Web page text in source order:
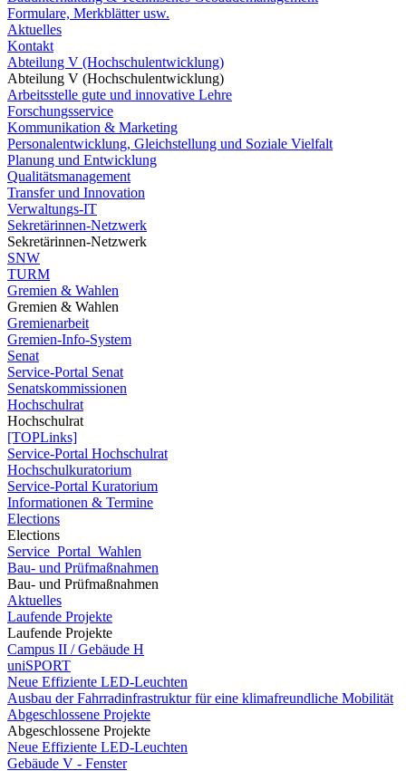
Formulare, Merkblätter usw.
Aktuelles
Kontakt
Abteilung V (Hochschulentwicklung)
Abteilung V (Hochschulentwicklung)
Arbeitsstelle gute und innovative Lehre
Forschungsservice
Kommunikation & Marketing
Personalentwicklung, Gleichstellung und Soziale Vielfalt
Planung und Entwicklung
Qualitätsmanagement
Transfer und Innovation
Verwaltungs-IT
Sekretärinnen-Netzwerk
Sekretärinnen-Netzwerk
SNW
TURM
Gremien & Wahlen
Gremien & Wahlen
Gremienarbeit
Gremien-Info-System
Senat
Service-Portal Senat
Senatskommissionen
Hochschulrat
Hochschulrat
[TOPLinks]
Service-Portal Hochschulrat
Hochschulkuratorium
Service-Portal Kuratorium
Informationen & Termine
Elections
Elections
Service_Portal_Wahlen
Bau- und Prüfmaßnahmen
Bau- und Prüfmaßnahmen
Aktuelles
Laufende Projekte
Laufende Projekte
Campus II / Gebäude H
uniSPORT
Neue Effiziente LED-Leuchten
Ausbau der Fahrradinfrastruktur für eine klimafreundliche Mobilität
Abgeschlossene Projekte
Abgeschlossene Projekte
Neue Effiziente LED-Leuchten
Gebäude V - Fenster